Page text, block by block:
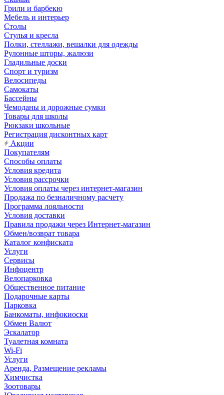
Грили и барбекю
Мебель и интерьер
Столы
Стулья и кресла
Полки, стеллажи, вешалки для одежды
Рулонные шторы, жалюзи
Гладильные доски
Спорт и туризм
Велосипеды
Самокаты
Бассейны
Чемоданы и дорожные сумки
Товары для школы
Рюкзаки школьные
Регистрация дисконтных карт
Акции
Покупателям
Способы оплаты
Условия кредита
Условия рассрочки
Условия оплаты через интернет-магазин
Продажа по безналичному расчету
Программа лояльности
Условия доставки
Правила продажи через Интернет-магазин
Обмен/возврат товара
Каталог конфиската
Услуги
Сервисы
Инфоцентр
Велопарковка
Общественное питание
Подарочные карты
Парковка
Банкоматы, инфокиоски
Обмен Валют
Эскалатор
Туалетная комната
Wi-Fi
Услуги
Аренда, Размещение рекламы
Химчистка
Зоотовары